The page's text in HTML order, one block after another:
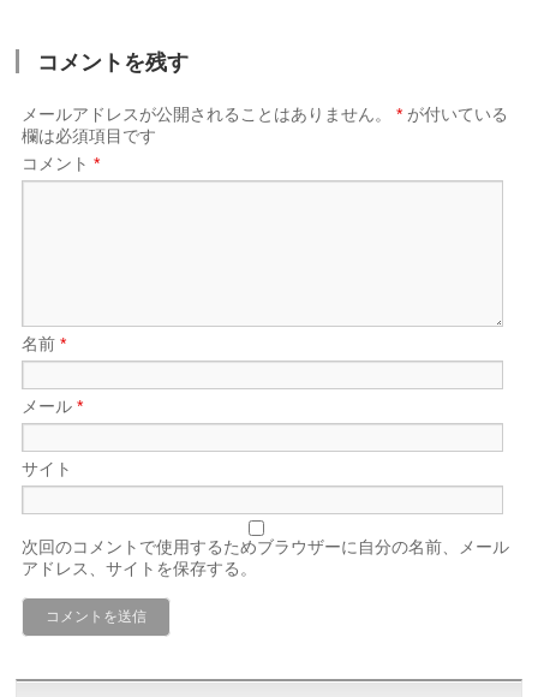
コメントを残す
メールアドレスが公開されることはありません。 * が付いている
欄は必須項目です
コメント*
名前*
メール*
サイト
次回のコメントで使用するためブラウザーに自分の名前、メール
アドレス、サイトを保存する。